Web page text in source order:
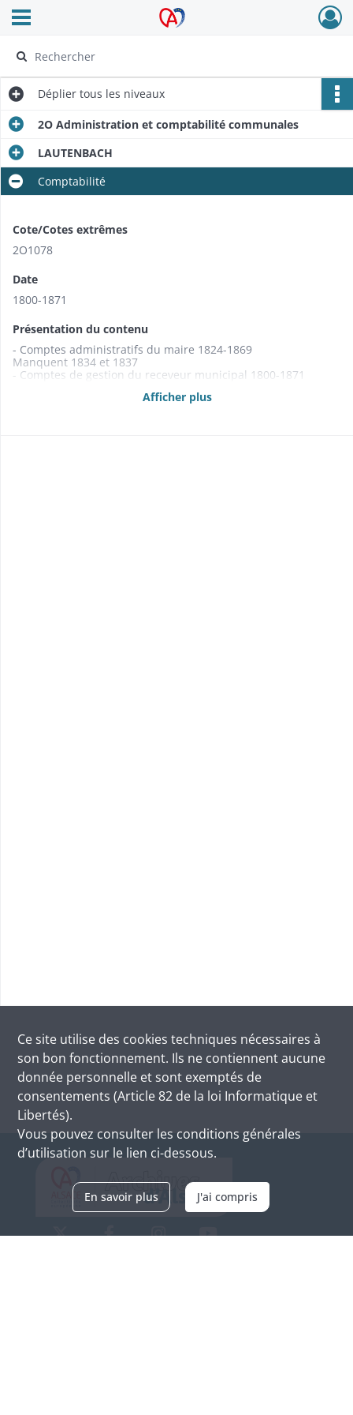
Archives Alsace - Colmar
Ouvrir le menu déroulant
Déplier tous les niveaux
2O Administration et comptabilité communales
LAUTENBACH
Comptabilité
Cote/Cotes extrêmes
2O1078
Date
1800-1871
Présentation du contenu
- Comptes administratifs du maire 1824-1869
Manquent 1834 et 1837
- Comptes de gestion du receveur municipal 1800-1871
Afficher plus
Ce site utilise des cookies techniques nécessaires à
son bon fonctionnement. Ils ne contiennent aucune
donnée personnelle et sont exemptés de
consentements (Article 82 de la loi Informatique et
Libertés).
Vous pouvez consulter les conditions générales
d’utilisation sur le lien ci-dessous.
En savoir plus J'ai compris